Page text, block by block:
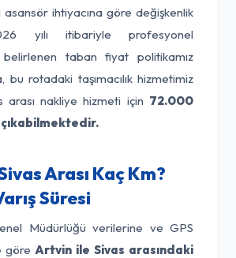
ihtiyacına göre değişkenlik
yılı itibariyle profesyonel
taban fiyat politikamız
bu rotadaki taşımacılık hizmetimiz
nakliye hizmeti için 72.000
Arası Kaç Km?
Süresi
Müdürlüğü verilerine ve GPS
göre Artvin ile Sivas arasındaki